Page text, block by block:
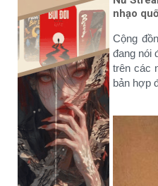
nhạo
Cộng
đang nói
trên các
bản hợp